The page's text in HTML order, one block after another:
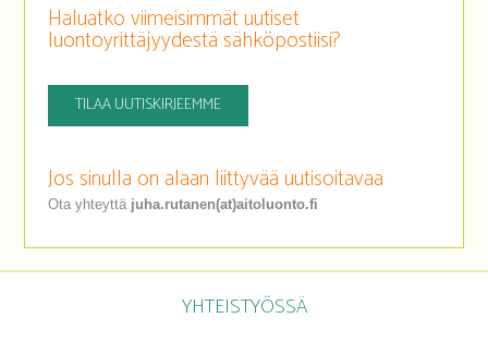
Haluatko viimeisimmät uutiset
luontoyrittäjyydestä sähköpostiisi?
TILAA UUTISKIRJEEMME
Jos sinulla on alaan liittyvää uutisoitavaa
Ota yhteyttä juha.rutanen(at)aitoluonto.fi
YHTEISTYÖSSÄ